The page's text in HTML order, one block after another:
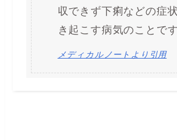
収できず下痢などの症状
き起こす病気のことです
メディカルノートより引用